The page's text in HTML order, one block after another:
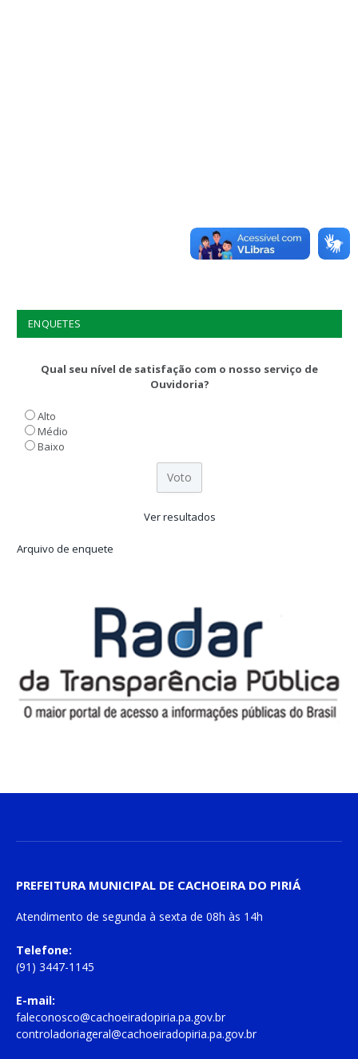
ENQUETES
Qual seu nível de satisfação com o nosso serviço de
Ouvidoria?
Alto
Médio
Baixo
Ver resultados
Arquivo de enquete
PREFEITURA MUNICIPAL DE CACHOEIRA DO PIRIÁ
Atendimento de segunda à sexta de 08h às 14h
Telefone:
(91) 3447-1145
E-mail:
faleconosco@cachoeiradopiria.pa.gov.br
controladoriageral@cachoeiradopiria.pa.gov.br